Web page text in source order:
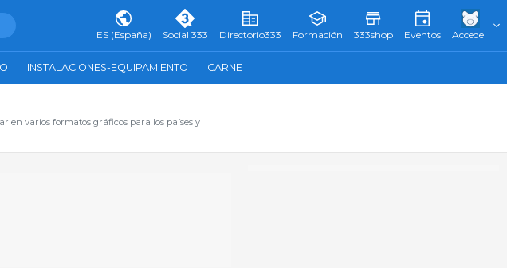
ES (España) Social 333 Directorio333 Formación 333shop Eventos Accede
INSTALACIONES-EQUIPAMIENTO CARNE
en varios formatos gráficos para los países y